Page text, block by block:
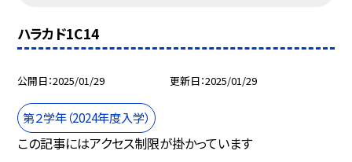
ハラカド1C14
公開日 2025/01/29 更新日 2025/01/29
第２学年（2024年度入学）
この記事にはアクセス制限が掛かっています